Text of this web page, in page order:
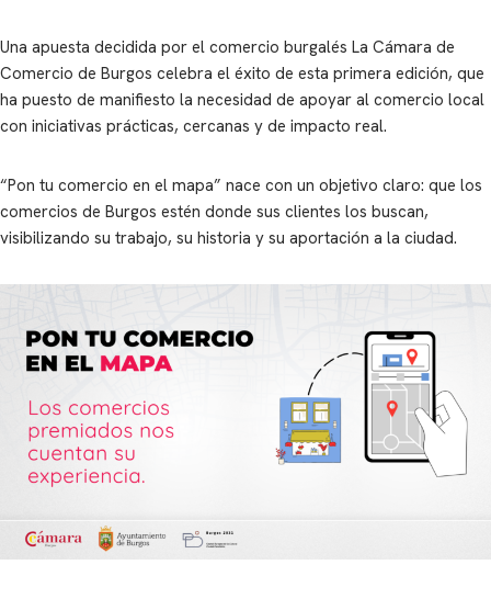
Una apuesta decidida por el comercio burgalés La Cámara de
Comercio de Burgos celebra el éxito de esta primera edición, que
ha puesto de manifiesto la necesidad de apoyar al comercio local
con iniciativas prácticas, cercanas y de impacto real.
“Pon tu comercio en el mapa” nace con un objetivo claro: que los
comercios de Burgos estén donde sus clientes los buscan,
visibilizando su trabajo, su historia y su aportación a la ciudad.